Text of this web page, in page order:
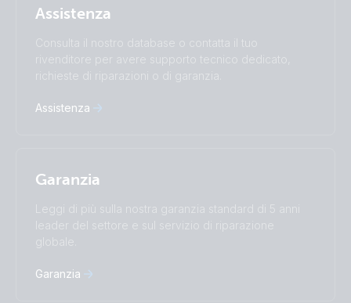
Română
Türkçe
Ελληνικά
Русский
Українська
中國人
Assistenza
Consulta il nostro database o contatta il tuo
rivenditore per avere supporto tecnico dedicato,
richieste di riparazioni o di garanzia.
Assistenza
Garanzia
Leggi di più sulla nostra garanzia standard di 5 anni
leader del settore e sul servizio di riparazione
globale.
Garanzia